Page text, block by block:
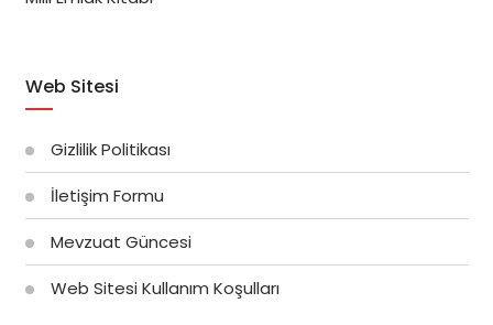
Web Sitesi
Gizlilik Politikası
İletişim Formu
Mevzuat Güncesi
Web Sitesi Kullanım Koşulları